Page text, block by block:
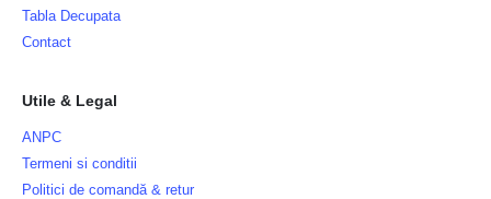
Tabla Decupata
Contact
Utile & Legal
ANPC
Termeni si conditii
Politici de comandă & retur